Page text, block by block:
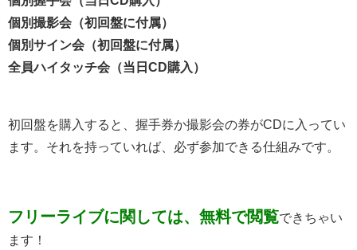
個別撮影会（初回盤に付属）
個別サイン会（初回盤に付属）
全員ハイタッチ会（当日CD購入）
初回盤を購入すると、握手券か撮影会の券がCDに入ってい
ます。それを持っていれば、必ず参加できる仕組みです。
フリーライブに関しては、無料で閲覧できちゃい
ます！